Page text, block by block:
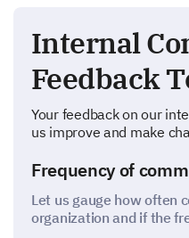
Internal
Feedback
Your feedback on our
us improve and make
Frequency of
Let us gauge how often
organization and if the